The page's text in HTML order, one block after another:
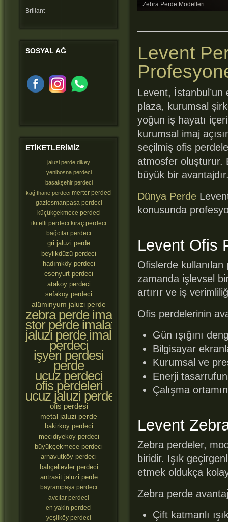
Zebra Perde Modelleri
Levent
Levent,
plaza, kurumsal
yoğun iş hayatı
kurumsal imaj
seçilmiş ofis
atmosfer oluşturur.
büyük bir
Dünya Perde
konusunda
Levent Ofis
Ofislerde
zamanda işlevsel
artırır ve iş
Ofis perdelerinin
Gün ışığını
Bilgisayar
Kurumsal ve
Enerji
Çalışma
Levent
Zebra perdeler,
biridir. Işık
etmek oldukça
Zebra perde
Çift katmanlı
Brillant
SOSYAL AĞ
ETIKETLERIMIZ
jaluzi perde dikey
yenibosna perdeci
başakşehir perdeci
kağıthane perdeci merter perdeci
gaziosmanpaşa perdeci
küçükçekmece perdeci
ikitelli perdeci kıraç perdeci
bağcılar perdeci
gri jaluzi perde
beylikdüzü perdeci
hadımköy perdeci
esenyurt perdeci
atakoy perdeci
sefakoy perdeci
alüminyum jaluzi perde
zebra perde imalatçıları
stor perde imalatçıları
jaluzi perde imalatçıları
perdeci
işyeri perdesi
perde
ucuz perdeci
ofis perdeleri
ucuz jaluzi perde
ofis perdesi
metal jaluzi perde
bakirkoy perdeci
mecidiyekoy perdeci
büyükçekmece perdeci
arnavutköy perdeci
bahçelievler perdeci
antrasit jaluzi perde
bayrampaşa perdeci
avcılar perdeci
en yakin perdeci
yeşilköy perdeci